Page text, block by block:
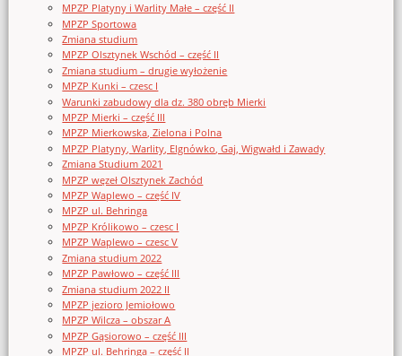
MPZP Platyny i Warlity Małe – część II
MPZP Sportowa
Zmiana studium
MPZP Olsztynek Wschód – część II
Zmiana studium – drugie wyłożenie
MPZP Kunki – czesc I
Warunki zabudowy dla dz. 380 obręb Mierki
MPZP Mierki – część III
MPZP Mierkowska, Zielona i Polna
MPZP Platyny, Warlity, Elgnówko, Gaj, Wigwałd i Zawady
Zmiana Studium 2021
MPZP węzeł Olsztynek Zachód
MPZP Waplewo – część IV
MPZP ul. Behringa
MPZP Królikowo – czesc I
MPZP Waplewo – czesc V
Zmiana studium 2022
MPZP Pawłowo – część III
Zmiana studium 2022 II
MPZP jezioro Jemiołowo
MPZP Wilcza – obszar A
MPZP Gąsiorowo – część III
MPZP ul. Behringa – część II